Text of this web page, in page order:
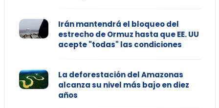
Irán mantendrá el bloqueo del
estrecho de Ormuz hasta que EE. UU
acepte "todas" las condiciones
La deforestación del Amazonas
alcanza su nivel más bajo en diez
años